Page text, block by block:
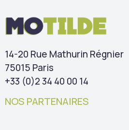
14-20 Rue Mathurin Régnier
75015 Paris
+33 (0)2 34 40 00 14
NOS PARTENAIRES